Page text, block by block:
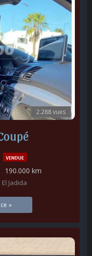
2.288 vues
VENDUE
190.000 km
El Jadida
»